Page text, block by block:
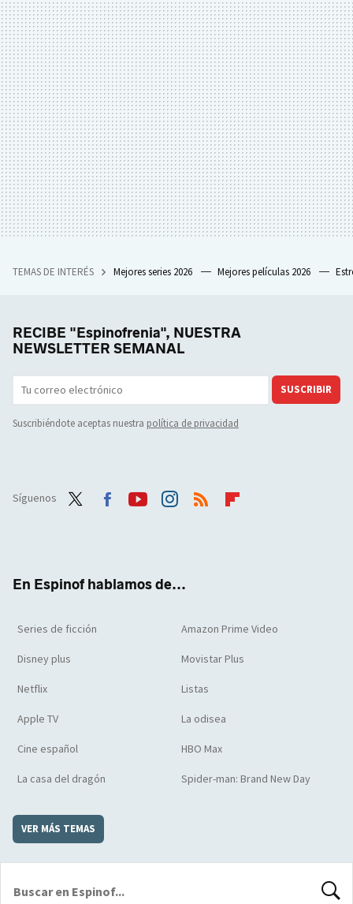
TEMAS DE INTERÉS Mejores series 2026 Mejores películas 2026
RECIBE "Espinofrenia", NUESTRA
NEWSLETTER SEMANAL
SUSCRIBIR
Suscribiéndote aceptas nuestra política de privacidad
Síguenos
En Espinof hablamos de...
Series de ficción Amazon Prime Video
Disney plus Movistar Plus
Netflix Listas
Apple TV La odisea
Cine español HBO Max
La casa del dragón Spider-man: Brand New Day
VER MÁS TEMAS